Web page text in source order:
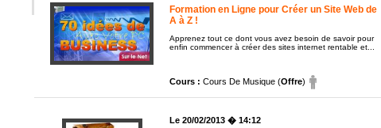
Formation en Ligne pour Créer un Site Web de
A à Z !
Apprenez tout ce dont vous avez besoin de savoir pour
enfin commencer à créer des sites internet rentable et...
Cours : Cours De Musique (Offre)
Le 20/02/2013 � 14:12